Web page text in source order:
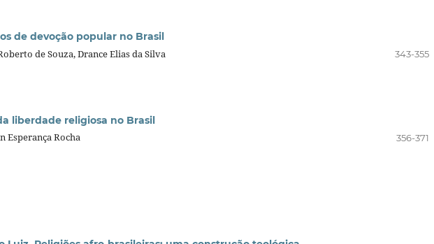
de devoção popular no Brasil
de Souza, Drance Elias da Silva
343-355
liberdade religiosa no Brasil
Esperança Rocha
356-371